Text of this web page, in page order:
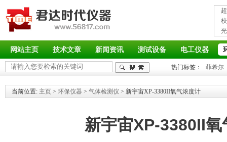
网站主页 技术文章 新闻资讯 测试设备 电工仪器
热门标签： 菲希尔
当前位置: 主页 > 环保仪器 > 气体检测仪 > 新宇宙XP-3380II氧气浓度计
新宇宙XP-3380II氧